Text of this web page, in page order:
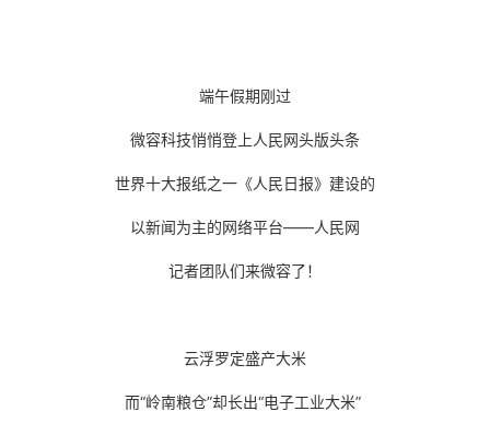
端午假期刚过
微容科技悄悄登上人民网头版头条
世界十大报纸之一《人民日报》建设的
以新闻为主的网络平台——人民网
记者团队们来微容了！
云浮罗定盛产大米
而“岭南粮仓”却长出“电子工业大米”